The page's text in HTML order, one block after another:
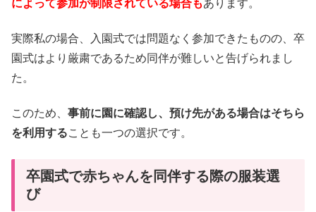
によって参加が制限されている場合もあります。
実際私の場合、入園式では問題なく参加できたものの、卒
園式はより厳粛であるため同伴が難しいと告げられまし
た。
このため、 事前に園に確認し、預け先がある場合はそちら
を利用することも一つの選択です。
卒園式で赤ちゃんを同伴する際の服装選
び